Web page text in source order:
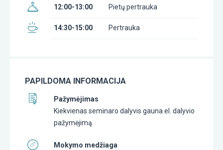
12:00-13:00 Pietų pertrauka
14:30-15:00 Pertrauka
PAPILDOMA INFORMACIJA
Pažymėjimas
Kiekvienas seminaro dalyvis gauna el. dalyvio
pažymėjimą.
Mokymo medžiaga